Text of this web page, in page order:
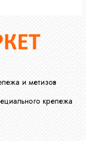
и метизов
крепежа